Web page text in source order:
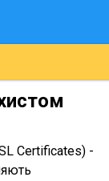
Certificates) -